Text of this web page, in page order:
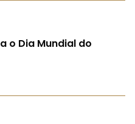
o Dia Mundial do